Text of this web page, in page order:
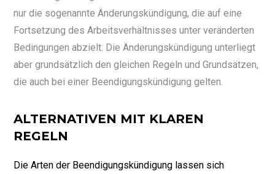
nur die sogenannte Änderungskündigung, die auf eine
Fortsetzung des Arbeitsverhältnisses unter veränderten
Bedingungen abzielt. Die Änderungskündigung unterliegt
aber grundsätzlich den gleichen Regeln und Grundsätzen,
die auch bei einer Beendigungskündigung gelten.
ALTERNATIVEN MIT KLAREN
REGELN
Die Arten der Beendigungskündigung lassen sich